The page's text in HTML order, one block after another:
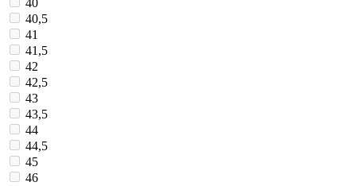
40
40,5
41
41,5
42
42,5
43
43,5
44
44,5
45
46